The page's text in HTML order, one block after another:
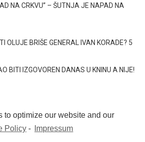
to optimize our website and our
Policy - Impressum
NA CRKVU” – ŠUTNJA JE NAPAD NA
OLUJE BRIŠE GENERAL IVAN KORADE? 5
BITI IZGOVOREN DANAS U KNINU A NIJE!